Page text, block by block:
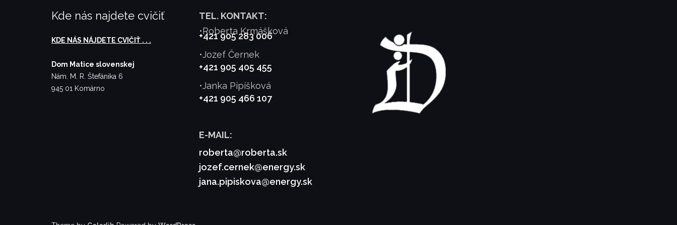
Kde nás najdete cvičiť
KDE NÁS NÁJDETE CVIČIŤ . . .
Dom Matice slovenskej
Nám. M. R. Štefánika 6
945 01 Komárno
TEL. KONTAKT:
•Roberta Krmášková
+421 905 283 006
•Jozef Černek
+421 905 405 455
•Janka Pipíšková
+421 905 466 107
E-MAIL:
roberta@roberta.sk
jozef.cernek@energy.sk
jana.pipiskova@energy.sk